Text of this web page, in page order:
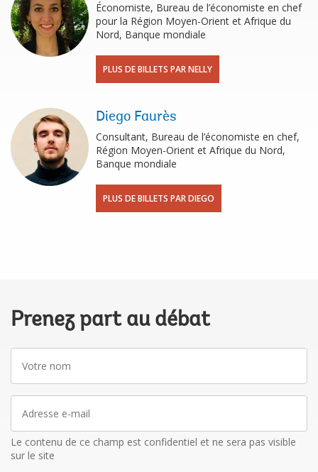
Économiste, Bureau de l’économiste en chef
pour la Région Moyen-Orient et Afrique du
Nord, Banque mondiale
PLUS DE BILLETS PAR NELLY
Diego Faurès
Consultant, Bureau de l’économiste en chef,
Région Moyen-Orient et Afrique du Nord,
Banque mondiale
PLUS DE BILLETS PAR DIEGO
Prenez part au débat
nom
mail
Le contenu de ce champ est confidentiel et ne sera pas visible
sur le site